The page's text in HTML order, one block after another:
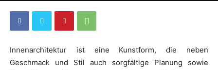
Innenarchitektur ist eine Kunstform, die neben
Geschmack und Stil auch sorgfältige Planung sowie